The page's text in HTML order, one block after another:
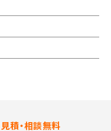
見積・相談無料